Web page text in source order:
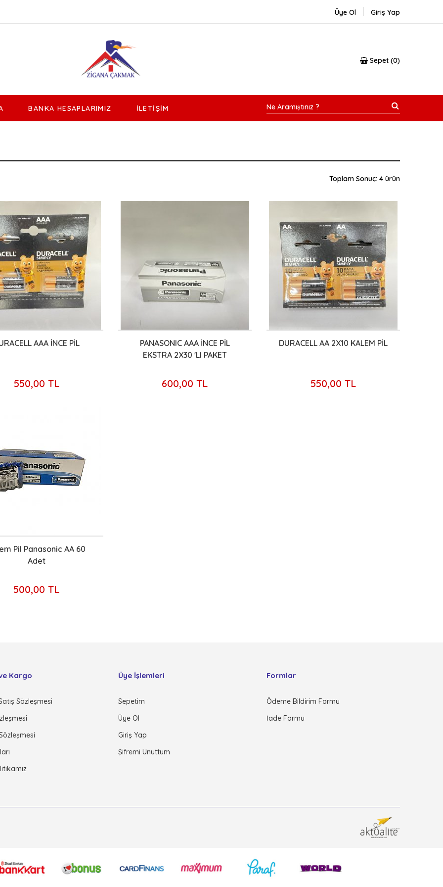
Üye Ol Giriş Yap
Sepet 0
BANKA HESAPLARIMIZ İLETIŞIM
Toplam Sonuç: 4 ürün
AAA İNCE PİL
550,00 TL
PANASONIC AAA İNCE PİL
EKSTRA 2X30 'LI PAKET
600,00 TL
DURACELL AA 2X10 KALEM PİL
550,00 TL
Pil Panasonic AA 60
Adet
500,00 TL
Kargo
Sözleşmesi
Üye İşlemleri
Sepetim
Üye Ol
Giriş Yap
Şifremi Unuttum
Formlar
Ödeme Bildirim Formu
İade Formu